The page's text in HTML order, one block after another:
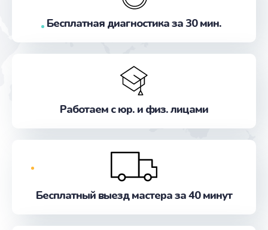
Бесплатная диагностика за 30 мин.
Работаем с юр. и физ. лицами
Бесплатный выезд мастера за 40 минут